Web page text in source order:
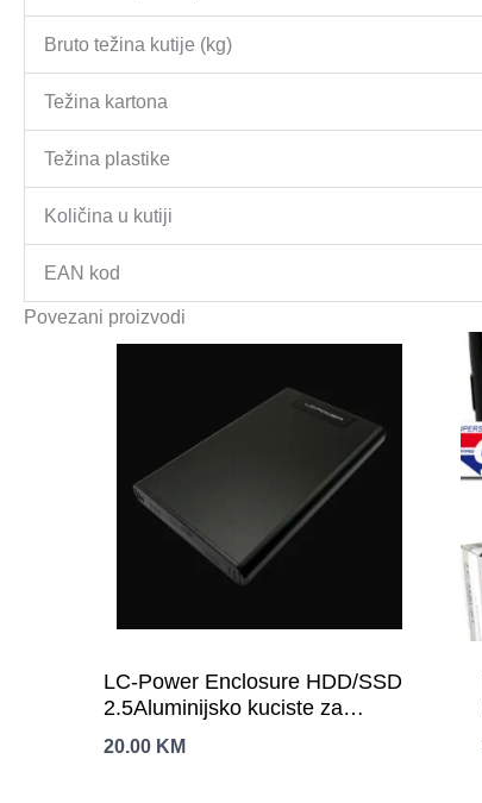
Bruto težina kutije (kg)
Težina kartona
Težina plastike
Količina u kutiji
EAN kod
Povezani proizvodi
LC-Power Enclosure HDD/SSD
2.5Aluminijsko kuciste za
2.5″Brz prenos podataka sa
hlađenjem
20.00 KM